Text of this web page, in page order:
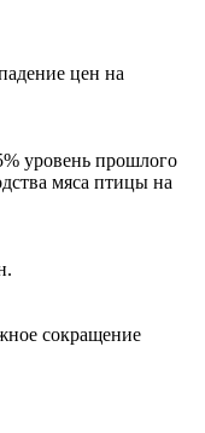
цен на
уровень прошлого
мяса птицы на
сокращение